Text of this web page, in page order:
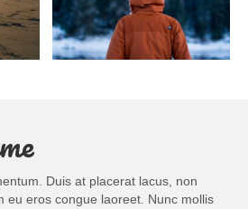
Duis at placerat lacus, non
eu eros congue laoreet. Nunc mollis